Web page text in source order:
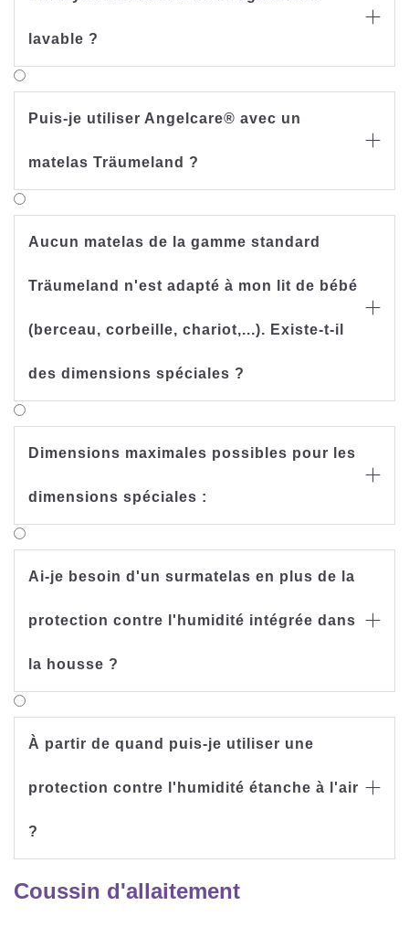
lavable ?

Puis-je utiliser Angelcare® avec un
matelas Träumeland ?

Aucun matelas de la gamme standard
Träumeland n'est adapté à mon lit de bébé
(berceau, corbeille, chariot,...). Existe-t-il
des dimensions spéciales ?

Dimensions maximales possibles pour les
dimensions spéciales :

Ai-je besoin d'un surmatelas en plus de la
protection contre l'humidité intégrée dans
la housse ?

À partir de quand puis-je utiliser une
protection contre l'humidité étanche à l'air
?

Coussin d'allaitement